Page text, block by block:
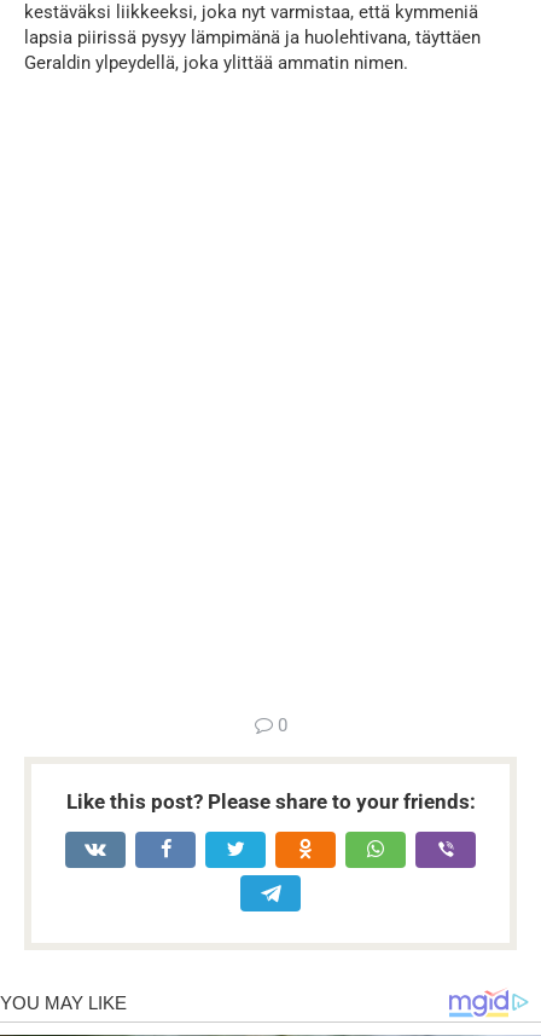
kestäväksi liikkeeksi, joka nyt varmistaa, että kymmeniä
lapsia piirissä pysyy lämpimänä ja huolehtivana, täyttäen
Geraldin ylpeydellä, joka ylittää ammatin nimen.
0
Like this post? Please share to your friends: